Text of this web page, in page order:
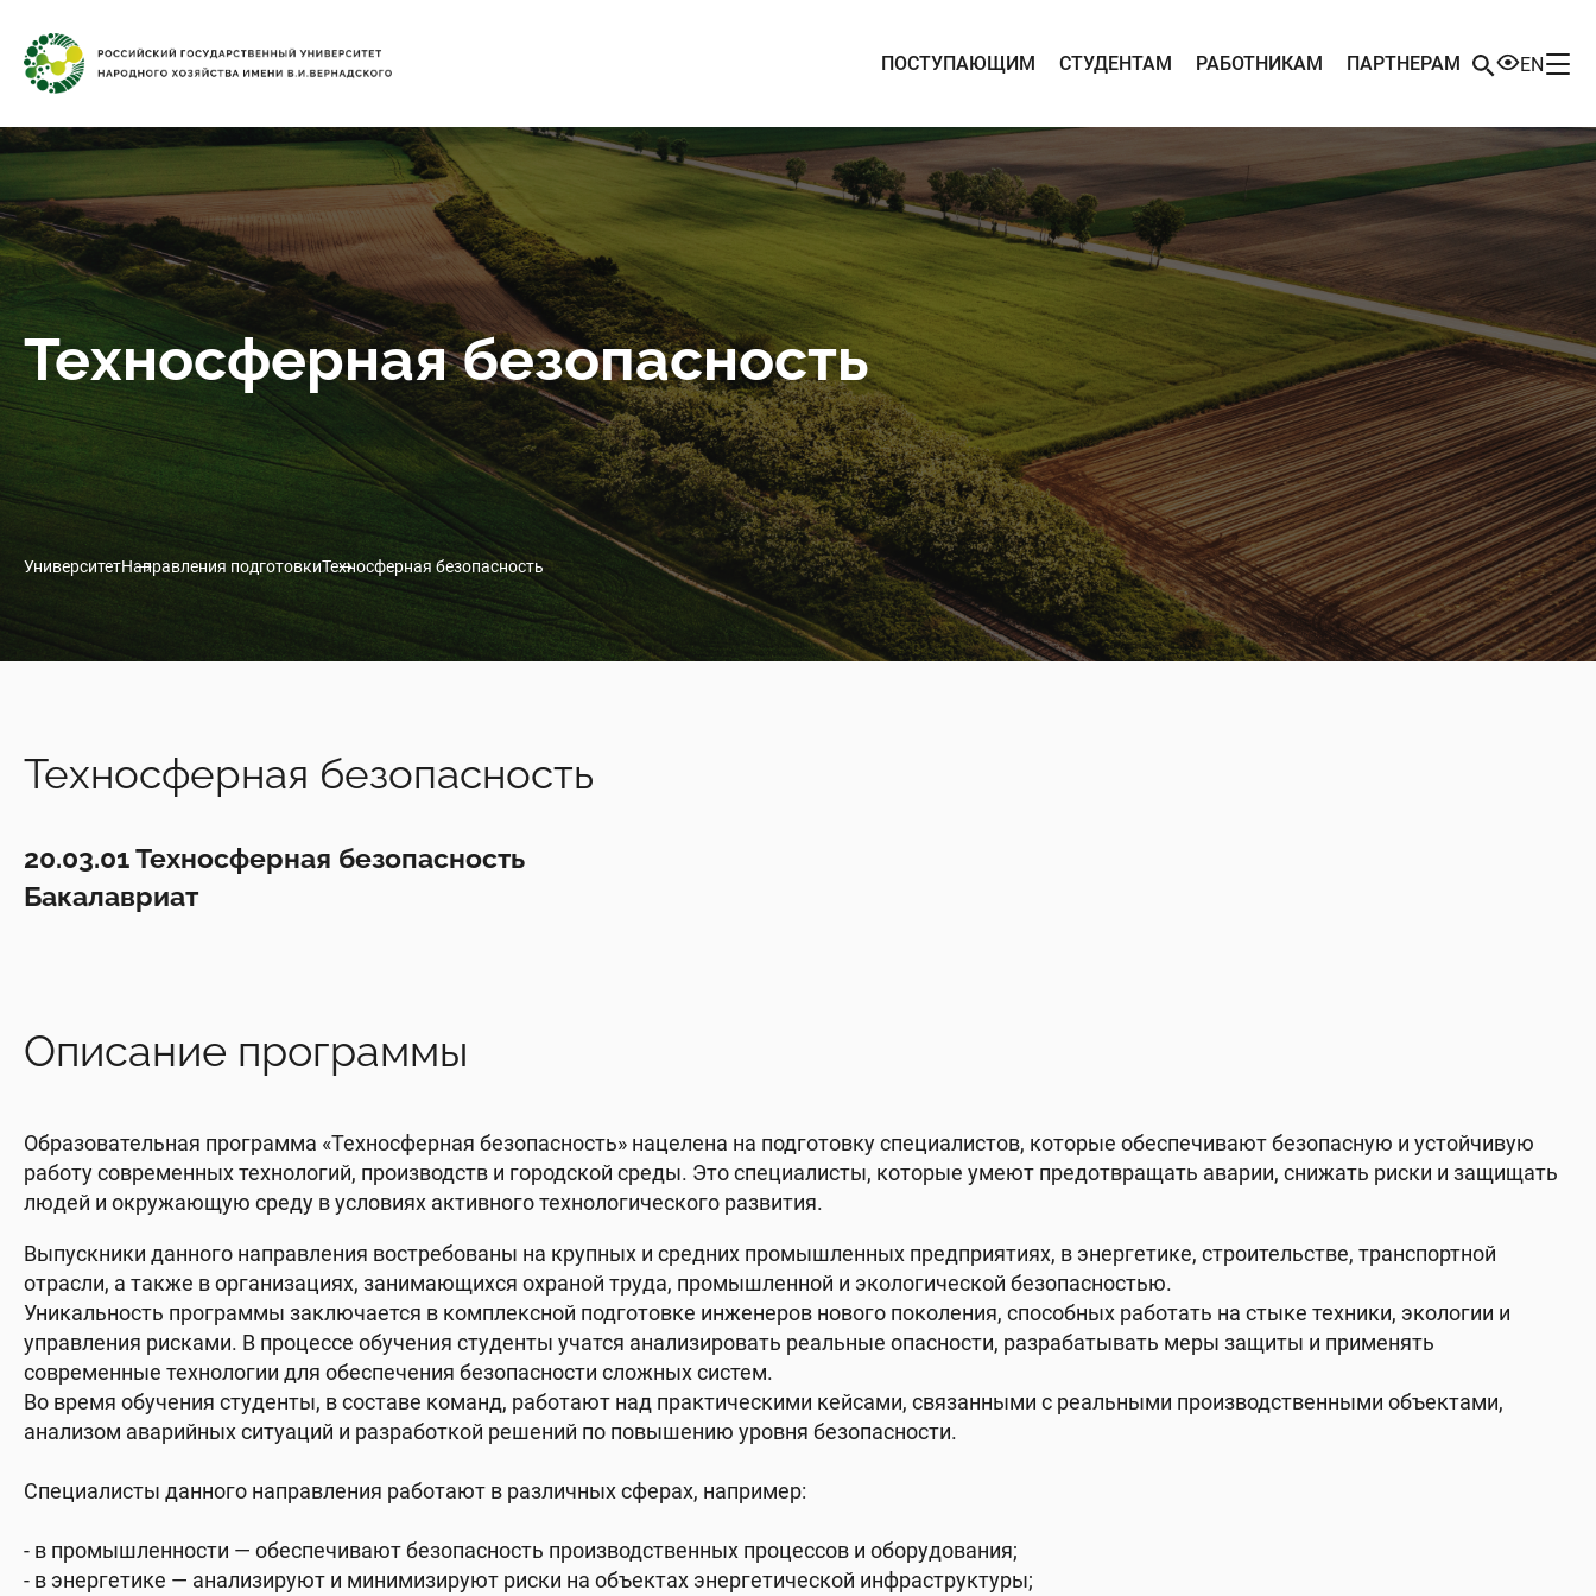
ПОСТУПАЮЩИМ СТУДЕНТАМ РАБОТНИКАМ ПАРТНЕРАМ EN
Техносферная безопасность
УниверситетНаправления подготовкиТехносферная безопасность
Техносферная безопасность
20.03.01 Техносферная безопасность
Бакалавриат
Описание программы
Образовательная программа «Техносферная безопасность» нацелена на подготовку специалистов, которые обеспечивают безопасную и устойчивую
работу современных технологий, производств и городской среды. Это специалисты, которые умеют предотвращать аварии, снижать риски и защищать
людей и окружающую среду в условиях активного технологического развития.
Выпускники данного направления востребованы на крупных и средних промышленных предприятиях, в энергетике, строительстве, транспортной
отрасли, а также в организациях, занимающихся охраной труда, промышленной и экологической безопасностью.
Уникальность программы заключается в комплексной подготовке инженеров нового поколения, способных работать на стыке техники, экологии и
управления рисками. В процессе обучения студенты учатся анализировать реальные опасности, разрабатывать меры защиты и применять
современные технологии для обеспечения безопасности сложных систем.
Во время обучения студенты, в составе команд, работают над практическими кейсами, связанными с реальными производственными объектами,
анализом аварийных ситуаций и разработкой решений по повышению уровня безопасности.
Специалисты данного направления работают в различных сферах, например:
- в промышленности — обеспечивают безопасность производственных процессов и оборудования;
- в энергетике — анализируют и минимизируют риски на объектах энергетической инфраструктуры;